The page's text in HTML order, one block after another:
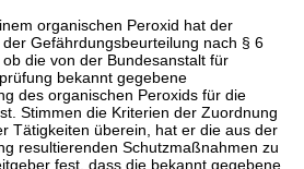
organischen Peroxid hat der
Gefährdungsbeurteilung nach § 6
die von der Bundesanstalt für
bekannt gegebene
des organischen Peroxids für die
Stimmen die Kriterien der Zuordnung
Tätigkeiten überein, hat er die aus der
resultierenden Schutzmaßnahmen zu
fest, dass die bekannt gegebene